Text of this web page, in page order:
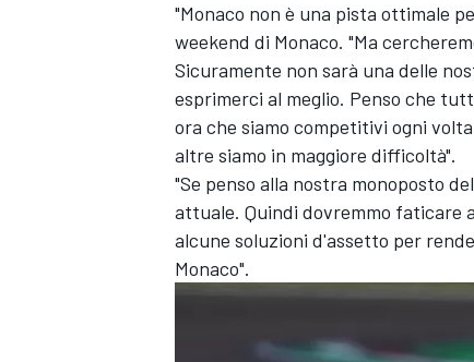
"Monaco non è una pista ottimale
weekend di Monaco. "Ma
Sicuramente non sarà una delle
esprimerci al meglio. Penso che
ora che siamo competitivi ogni
altre siamo in maggiore difficoltà".
"Se penso alla nostra monoposto
attuale. Quindi dovremmo faticare
alcune soluzioni d'assetto per
Monaco".